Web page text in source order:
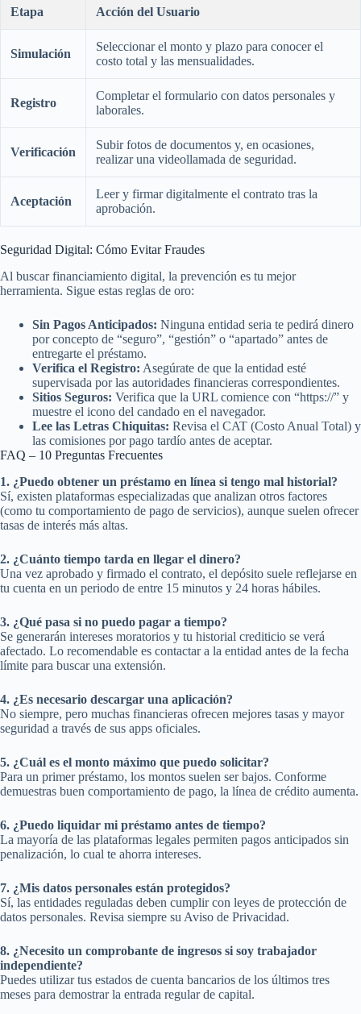
Etapa Acción del Usuario
Simulación
Seleccionar el monto y plazo para conocer el
costo total y las mensualidades.
Registro
Completar el formulario con datos personales y
laborales.
Verificación
Subir fotos de documentos y, en ocasiones,
realizar una videollamada de seguridad.
Aceptación
Leer y firmar digitalmente el contrato tras la
aprobación.
Seguridad Digital: Cómo Evitar Fraudes
Al buscar financiamiento digital, la prevención es tu mejor
herramienta. Sigue estas reglas de oro:
Sin Pagos Anticipados: Ninguna entidad seria te pedirá dinero
por concepto de “seguro”, “gestión” o “apartado” antes de
entregarte el préstamo.
Verifica el Registro: Asegúrate de que la entidad esté
supervisada por las autoridades financieras correspondientes.
Sitios Seguros: Verifica que la URL comience con “https://” y
muestre el icono del candado en el navegador.
Lee las Letras Chiquitas: Revisa el CAT (Costo Anual Total) y
las comisiones por pago tardío antes de aceptar.
FAQ – 10 Preguntas Frecuentes
1. ¿Puedo obtener un préstamo en línea si tengo mal historial?
Sí, existen plataformas especializadas que analizan otros factores
(como tu comportamiento de pago de servicios), aunque suelen ofrecer
tasas de interés más altas.
2. ¿Cuánto tiempo tarda en llegar el dinero?
Una vez aprobado y firmado el contrato, el depósito suele reflejarse en
tu cuenta en un periodo de entre 15 minutos y 24 horas hábiles.
3. ¿Qué pasa si no puedo pagar a tiempo?
Se generarán intereses moratorios y tu historial crediticio se verá
afectado. Lo recomendable es contactar a la entidad antes de la fecha
límite para buscar una extensión.
4. ¿Es necesario descargar una aplicación?
No siempre, pero muchas financieras ofrecen mejores tasas y mayor
seguridad a través de sus apps oficiales.
5. ¿Cuál es el monto máximo que puedo solicitar?
Para un primer préstamo, los montos suelen ser bajos. Conforme
demuestras buen comportamiento de pago, la línea de crédito aumenta.
6. ¿Puedo liquidar mi préstamo antes de tiempo?
La mayoría de las plataformas legales permiten pagos anticipados sin
penalización, lo cual te ahorra intereses.
7. ¿Mis datos personales están protegidos?
Sí, las entidades reguladas deben cumplir con leyes de protección de
datos personales. Revisa siempre su Aviso de Privacidad.
8. ¿Necesito un comprobante de ingresos si soy trabajador
independiente?
Puedes utilizar tus estados de cuenta bancarios de los últimos tres
meses para demostrar la entrada regular de capital.